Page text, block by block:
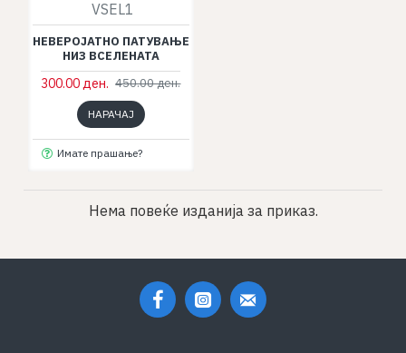
VSEL1
НЕВЕРОЈАТНО ПАТУВАЊЕ
НИЗ ВСЕЛЕНАТА
300.00 ден. 450.00 ден.
НАРАЧАЈ
Имате прашање?
Нема повеќе изданија за приказ.